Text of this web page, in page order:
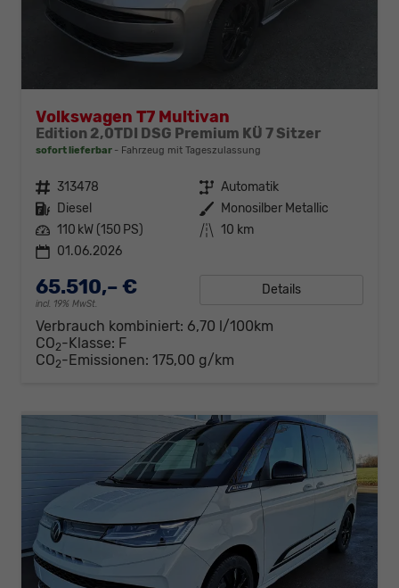
Volkswagen T7 Multivan
Edition 2,0TDI DSG Premium KÜ 7 Sitzer
sofort lieferbar Fahrzeug mit Tageszulassung
Fahrzeugnr. 313478 Getriebe Automatik
Kraftstoff Diesel Außenfarbe Monosilber Metallic
Leistung 110 kW (150 PS) Kilometerstand 10 km
01.06.2026
65.510,– €
incl. 19% MwSt.
Details
Verbrauch kombiniert: 6,70 l/100km
CO2-Klasse: F
CO2-Emissionen: 175,00 g/km